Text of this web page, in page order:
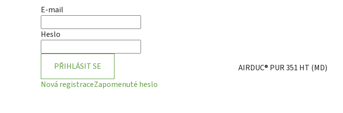
E-mail
Heslo
PŘIHLÁSIT SE
Nová registraceZapomenuté heslo
AIRDUC® PUR 351 HT (MD)